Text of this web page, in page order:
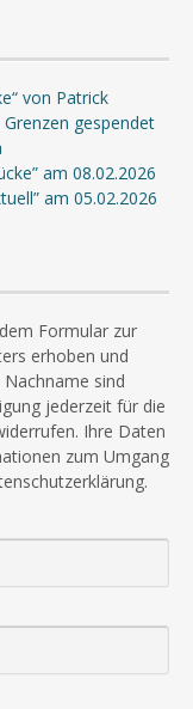
von Patrick
gespendet
am 08.02.2026
am 05.02.2026
Formular zur
erhoben und
sind
jederzeit für die
Ihre Daten
zum Umgang